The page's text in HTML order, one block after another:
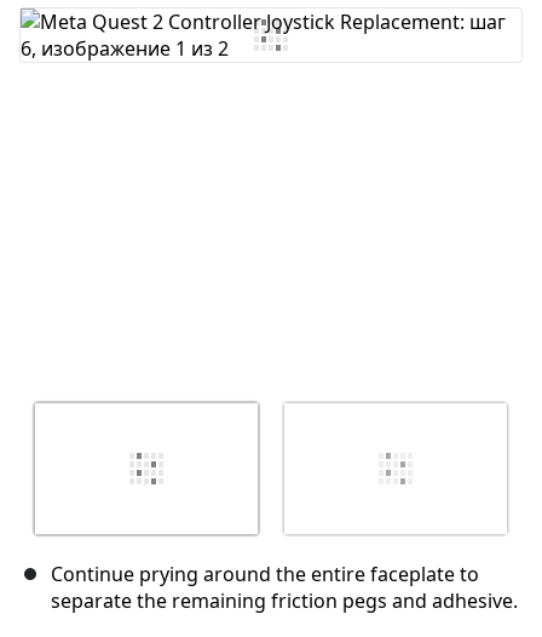
Добавить комментарий
Continue prying around the entire faceplate to
separate the remaining friction pegs and adhesive.